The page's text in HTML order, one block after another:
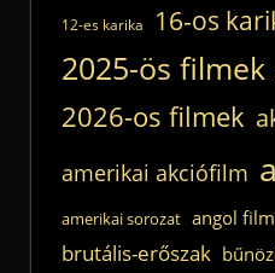
12-es karika 16-os
2025-ös filmek
2026-os filmek
amerikai akciófilm
amerikai sorozat angol film
brutális-erőszak